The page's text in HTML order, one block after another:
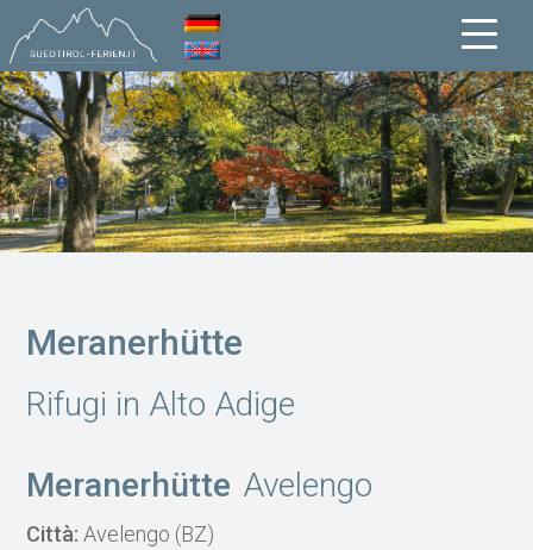
Meranerhütte
Rifugi in Alto Adige
Meranerhütte Avelengo
Città:Avelengo (BZ)